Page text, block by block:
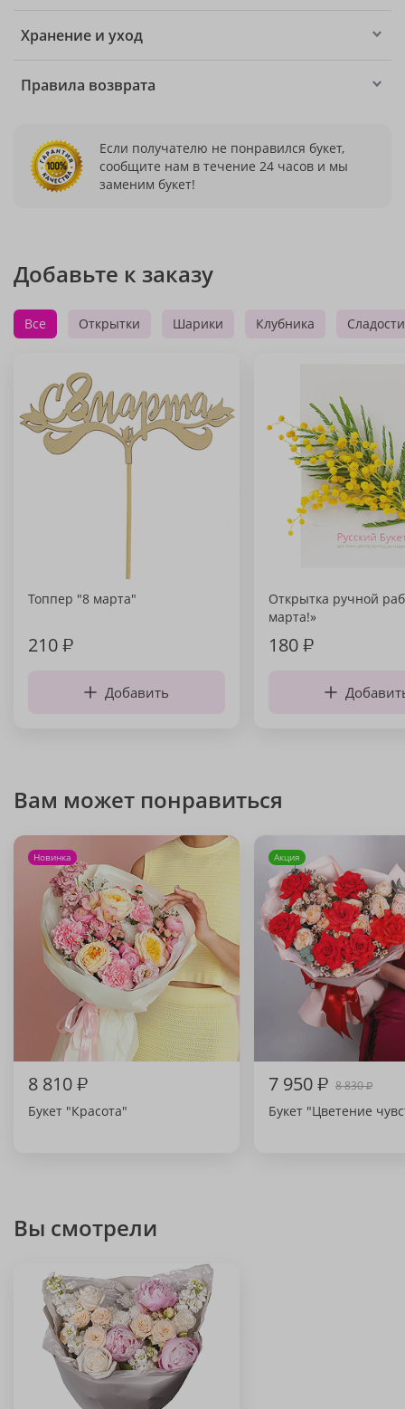
Хранение и уход
Правила возврата
Если получателю не понравился букет,
сообщите нам в течение 24 часов и мы
заменим букет!
Добавьте к заказу
Все Открытки Шарики Клубника Сладости
Топпер "8 марта"
210₽
Добавить
Открытка ручной
марта!»
180₽
Вам может понравиться
Новинка
8 810₽
Букет "Красота"
Акция
7 950₽ 8 830₽
Букет "Цветение
Вы смотрели